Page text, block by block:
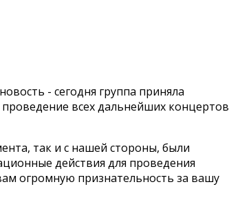
- сегодня группа приняла
всех дальнейших концертов
так и с нашей стороны, были
действия для проведения
огромную признательность за вашу